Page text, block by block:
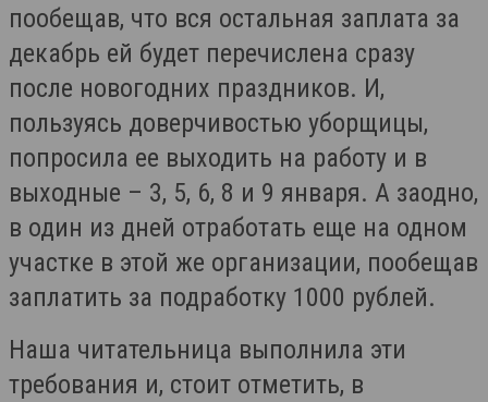
пообещав, что вся остальная заплата за
декабрь ей будет перечислена сразу
после новогодних праздников. И,
пользуясь доверчивостью уборщицы,
попросила ее выходить на работу и в
выходные – 3, 5, 6, 8 и 9 января. А заодно,
в один из дней отработать еще на одном
участке в этой же организации, пообещав
заплатить за подработку 1000 рублей.
Наша читательница выполнила эти
требования и, стоит отметить, в